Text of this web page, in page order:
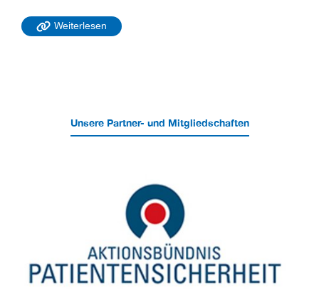
Weiterlesen
Unsere Partner- und Mitgliedschaften